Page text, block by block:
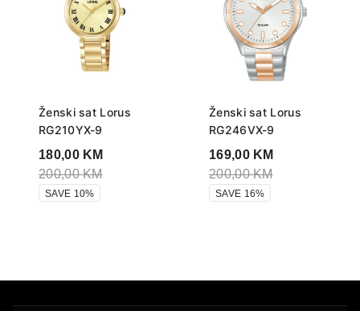
Ženski sat Lorus
RG210YX-9
180,00 KM
200,00KM
SAVE 10%
Ženski sat Lorus
RG246VX-9
169,00 KM
200,00KM
SAVE 16%